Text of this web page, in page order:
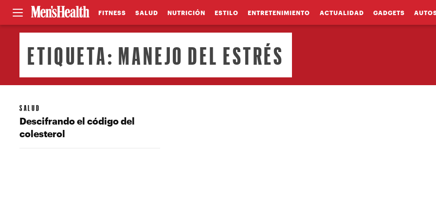
FITNESS SALUD NUTRICIÓN ESTILO ENTRETENIMIENTO ACTUALIDAD GADGETS
ETIQUETA: MANEJO DEL ESTRÉS
SALUD
Descifrando el código del
colesterol